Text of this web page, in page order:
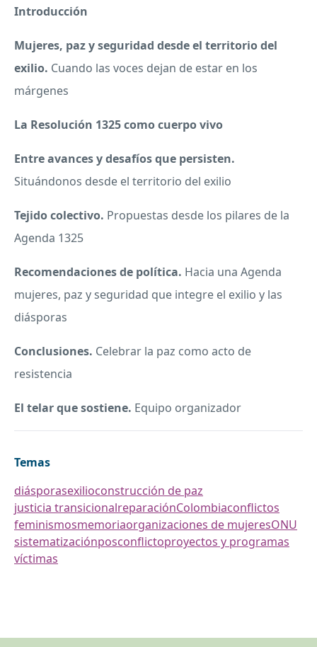
Introducción
Mujeres, paz y seguridad desde el territorio del
exilio. Cuando las voces dejan de estar en los
márgenes
La Resolución 1325 como cuerpo vivo
Entre avances y desafíos que persisten.
Situándonos desde el territorio del exilio
Tejido colectivo. Propuestas desde los pilares de la
Agenda 1325
Recomendaciones de política. Hacia una Agenda
mujeres, paz y seguridad que integre el exilio y las
diásporas
Conclusiones. Celebrar la paz como acto de
resistencia
El telar que sostiene. Equipo organizador
Temas
diásporasexilioconstrucción de paz
justicia transicionalreparaciónColombiaconflictos
feminismosmemoriaorganizaciones de mujeresONU
sistematizaciónposconflictoproyectos y programas
víctimas